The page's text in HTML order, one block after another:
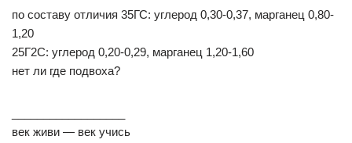
по составу отличия 35ГС: углерод 0,30-0,37, марганец 0,80-
1,20
25Г2С: углерод 0,20-0,29, марганец 1,20-1,60
нет ли где подвоха?
век живи — век учись